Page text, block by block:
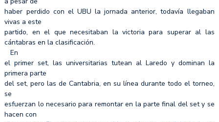
haber perdido con el UBU la jornada anterior, todavía llegaban
vivas a este
partido, en el que necesitaban la victoria para superar al las
cántabras en la clasificación.
En
el primer set, las universitarias tutean al Laredo y dominan la
primera parte
del set, pero las de Cantabria, en su línea durante todo el torneo,
se
esfuerzan lo necesario para remontar en la parte final del set y se
hacen con